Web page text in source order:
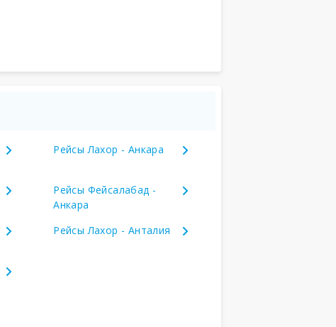
Рейсы Лахор - Анкара
Рейсы Фейсалабад -
Анкара
Рейсы Лахор - Анталия